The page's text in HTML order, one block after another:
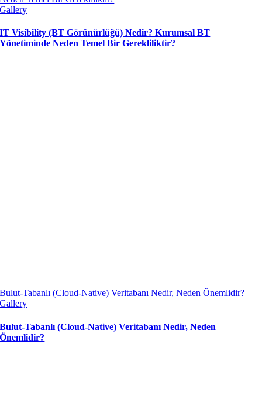
Gallery
IT Visibility (BT Görünürlüğü) Nedir? Kurumsal BT
Yönetiminde Neden Temel Bir Gerekliliktir?
Bulut-Tabanlı (Cloud-Native) Veritabanı Nedir, Neden Önemlidir?
Gallery
Bulut-Tabanlı (Cloud-Native) Veritabanı Nedir, Neden
Önemlidir?